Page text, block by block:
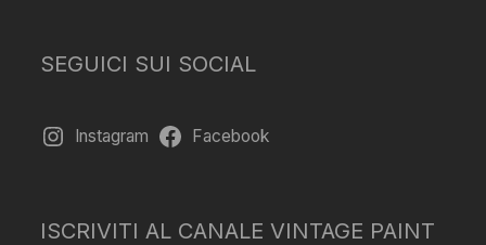
SEGUICI SUI SOCIAL
Instagram Facebook
ISCRIVITI AL CANALE VINTAGE PAINT